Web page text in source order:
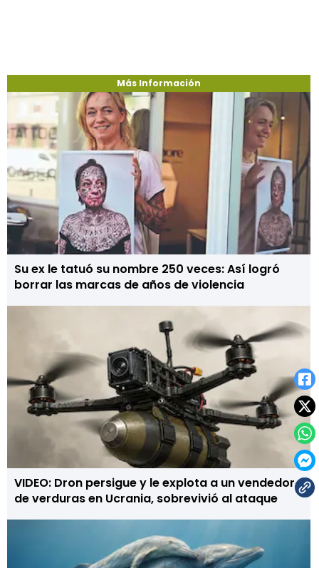
Más Información
Su ex le tatuó su nombre 250 veces: Así logró
borrar las marcas de años de violencia
VIDEO: Dron persigue y le explota a un vendedor
de verduras en Ucrania, sobrevivió al ataque